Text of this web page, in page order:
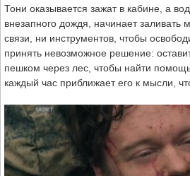
Тони оказывается зажат в кабине, а
внезапного дождя, начинает
связи, ни инструментов, чтобы
принять невозможное решение:
пешком через лес, чтобы найти
каждый час приближает его к мысли,